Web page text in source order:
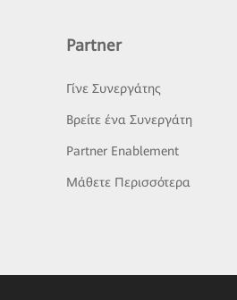
Partner
Γίνε Συνεργάτης
Βρείτε ένα Συνεργάτη
Partner Enablement
Μάθετε Περισσότερα